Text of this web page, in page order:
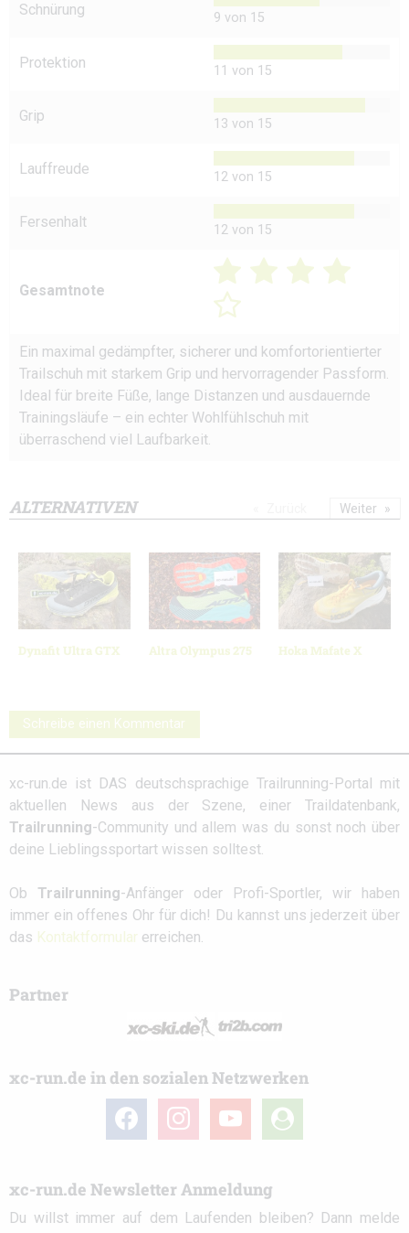
Schnürung 9 von 15
Protektion 11 von 15
Grip 13 von 15
Lauffreude 12 von 15
Fersenhalt 12 von 15
Gesamtnote
Ein maximal gedämpfter, sicherer und komfortorientierter
Trailschuh mit starkem Grip und hervorragender Passform.
Ideal für breite Füße, lange Distanzen und ausdauernde
Trainingsläufe – ein echter Wohlfühlschuh mit
überraschend viel Laufbarkeit.
ALTERNATIVEN
Dynafit Ultra GTX Altra Olympus 275 Hoka Mafate X
Weiter
Schreibe einen Kommentar
xc-run.de ist DAS deutschsprachige Trailrunning-Portal mit
aktuellen News aus der Szene, einer Traildatenbank,
Trailrunning-Community und allem was du sonst noch über
deine Lieblingssportart wissen solltest.
Ob Trailrunning-Anfänger oder Profi-Sportler, wir haben
immer ein offenes Ohr für dich! Du kannst uns jederzeit über
das Kontaktformular erreichen.
Partner
xc-run.de in den sozialen Netzwerken
facebook instagramyoutube
user-
circle
xc-run.de Newsletter Anmeldung
Du willst immer auf dem Laufenden bleiben? Dann melde